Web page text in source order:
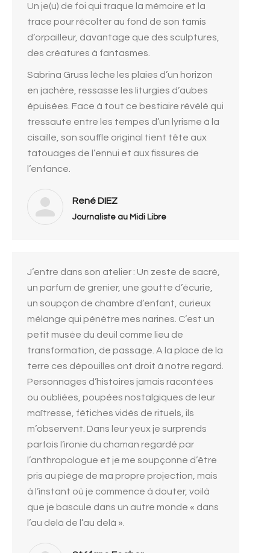
Un je(u) de foi qui traque la mémoire et la
trace pour récolter au fond de son tamis
d’orpailleur, davantage que des sculptures,
des créatures à fantasmes.
Sabrina Gruss lèche les plaies d’un horizon
en jachère, ressasse les liturgies d’aubes
épuisées. Face à tout ce bestiaire révélé qui
tressaute entre les tempes d’un lyrisme à la
cisaille, son souffle original tient tête aux
tatouages de l’ennui et aux fissures de
l’enfance.
René DIEZ
Journaliste au Midi Libre
J’entre dans son atelier : Un zeste de sacré,
un parfum de grenier, une goutte d’écurie,
un soupçon de chambre d’enfant, curieux
mélange qui pénètre mes narines. C’est un
petit musée du deuil comme lieu de
transformation, de passage. A la place de la
terre ces dépouilles ont droit à notre regard.
Personnages d’histoires jamais racontées
ou oubliées, poupées nostalgiques de leur
maîtresse, fétiches vidés de rituels, ils
m’observent. Dans leur yeux je surprends
parfois l’ironie du chaman regardé par
l’anthropologue et je me soupçonne d’être
pris au piège de ma propre projection, mais
à l’instant où je commence à douter, voilà
que je bascule dans un autre monde « dans
l’au delà de l’au delà ».